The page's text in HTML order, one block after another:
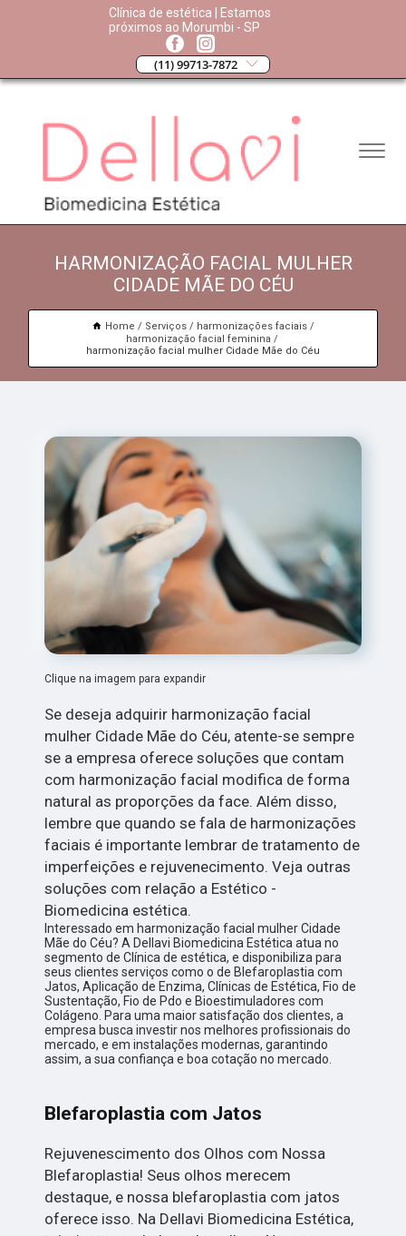
Clínica de estética | Estamos
próximos ao Morumbi - SP
(11) 99713-7872
HARMONIZAÇÃO FACIAL MULHER
CIDADE MÃE DO CÉU
Home Serviços
harmonizações faciais
harmonização facial feminina
harmonização facial mulher Cidade Mãe do Céu
Clique na imagem para expandir
Se deseja adquirir harmonização facial
mulher Cidade Mãe do Céu, atente-se sempre
se a empresa oferece soluções que contam
com harmonização facial modifica de forma
natural as proporções da face. Além disso,
lembre que quando se fala de harmonizações
faciais é importante lembrar de tratamento de
imperfeições e rejuvenecimento. Veja outras
soluções com relação a Estético -
Biomedicina estética.
Interessado em harmonização facial mulher Cidade
Mãe do Céu? A Dellavi Biomedicina Estética atua no
segmento de Clínica de estética, e disponibiliza para
seus clientes serviços como o de Blefaroplastia com
Jatos, Aplicação de Enzima, Clínicas de Estética, Fio de
Sustentação, Fio de Pdo e Bioestimuladores com
Colágeno. Para uma maior satisfação dos clientes, a
empresa busca investir nos melhores profissionais do
mercado, e em instalações modernas, garantindo
assim, a sua confiança e boa cotação no mercado.
Blefaroplastia com Jatos
Rejuvenescimento dos Olhos com Nossa
Blefaroplastia! Seus olhos merecem
destaque, e nossa blefaroplastia com jatos
oferece isso. Na Dellavi Biomedicina Estética,